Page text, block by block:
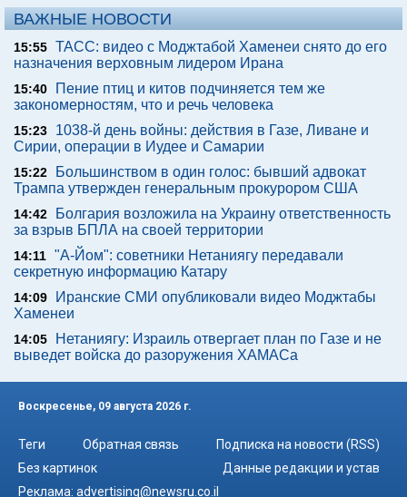
ВАЖНЫЕ НОВОСТИ
15:55 ТАСС: видео с Моджтабой Хаменеи снято до его
назначения верховным лидером Ирана
15:40
Пение птиц и китов подчиняется тем же
закономерностям, что и речь человека
15:23
1038-й день войны: действия в Газе, Ливане и
Сирии, операции в Иудее и Самарии
15:22
Большинством в один голос: бывший адвокат
Трампа утвержден генеральным прокурором США
14:42
Болгария возложила на Украину ответственность
за взрыв БПЛА на своей территории
14:11 "А-Йом": советники Нетаниягу передавали
секретную информацию Катару
14:09
Иранские СМИ опубликовали видео Моджтабы
Хаменеи
14:05
Нетаниягу: Израиль отвергает план по Газе и не
выведет войска до разоружения ХАМАСа
Воскресенье, 09 августа 2026 г.
Теги Обратная связь
Подписка на новости (RSS)
Без картинок
Данные редакции и устав
Реклама: advertising@newsru.co.il